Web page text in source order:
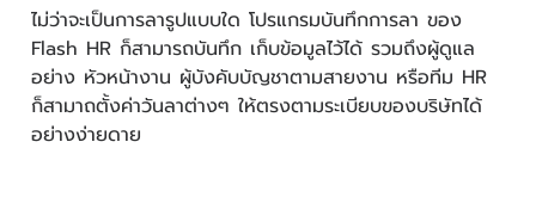
ไม่ว่าจะเป็นการลารูปแบบใด โปรแกรมบันทึกการลา ของ
Flash HR ก็สามารถบันทึก เก็บข้อมูลไว้ได้ รวมถึงผู้ดูแล
อย่าง หัวหน้างาน ผู้บังคับบัญชาตามสายงาน หรือทีม HR
ก็สามาถตั้งค่าวันลาต่างๆ ให้ตรงตามระเบียบของบริษัทได้
อย่างง่ายดาย